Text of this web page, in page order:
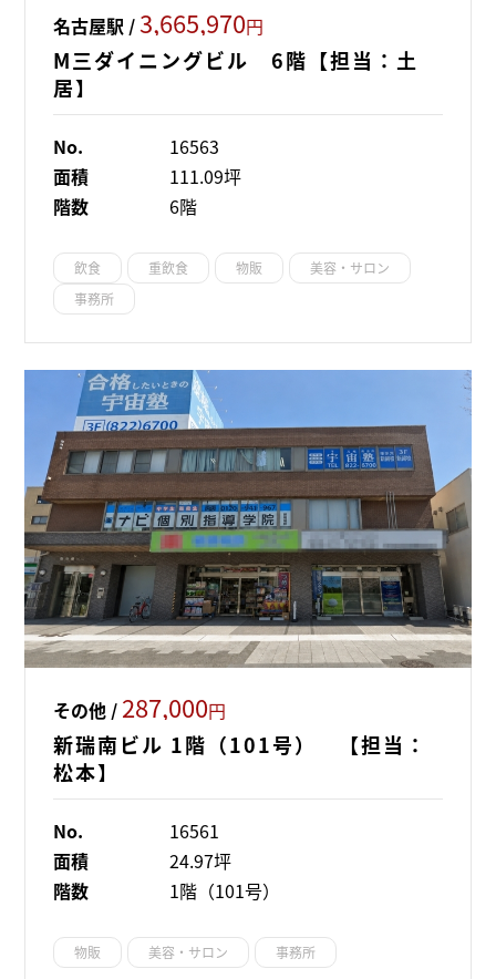
名古屋駅 /3,665,970円
M三ダイニングビル 6階【担当：土
居】
No.
16563
面積
111.09坪
階数
6階
飲食 重飲食 物販
美容・サロン
事務所
その他 / 287,000円
新瑞南ビル 1階（101号） 【担当：
松本】
No.
16561
面積
24.97坪
階数
1階（101号）
物販 美容・サロン 事務所